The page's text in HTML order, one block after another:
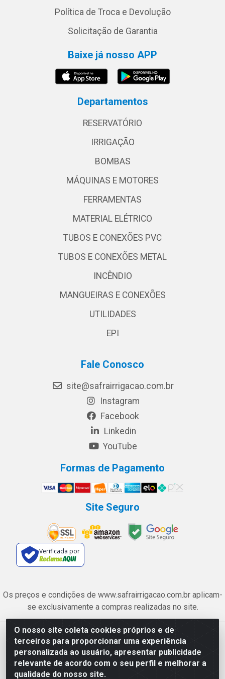
O nosso site coleta cookies próprios e de
terceiros para proporcionar uma experiência
personalizada ao usuário, apresentar publicidade
relevante de acordo com o seu perfil e melhorar a
qualidade do nosso site.
Política de Troca e Devolução
Solicitação de Garantia
Baixe já nosso APP
Departamentos
RESERVATÓRIO
IRRIGAÇÃO
BOMBAS
MÁQUINAS E MOTORES
FERRAMENTAS
MATERIAL ELÉTRICO
TUBOS E CONEXÕES PVC
TUBOS E CONEXÕES METAL
INCÊNDIO
MANGUEIRAS E CONEXÕES
UTILIDADES
EPI
Fale Conosco
site@safrairrigacao.com.br
Instagram
Facebook
Linkedin
YouTube
Formas de Pagamento
Site Seguro
Verificada por
Os preços e condições de www.safrairrigacao.com.br aplicam-
se exclusivamente a compras realizadas no site.
Safra Agrícola e Pecuária LTDA - Avenida Castelo Branco, 5330 -
Esplanada dos Anicuns, Goiânia/GO - CEP 74.433-205 - CNPJ
06.315.490/0001-00